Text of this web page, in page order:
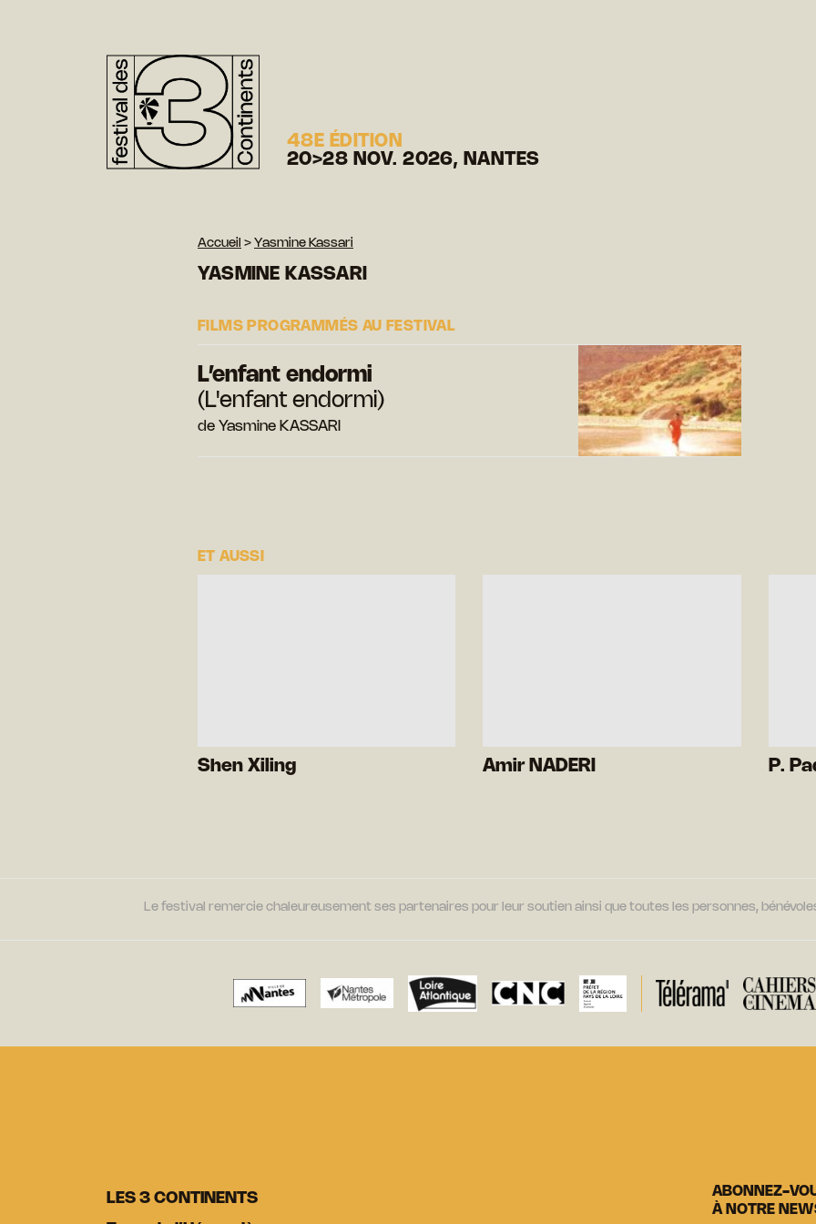
48E ÉDITION
20>28 NOV. 2026, NANTES
Accueil > Yasmine Kassari
YASMINE KASSARI
FILMS PROGRAMMÉS AU FESTIVAL
L’enfant endormi
(L'enfant endormi)
de Yasmine KASSARI
ET AUSSI
Shen Xiling Amir NADERI P.
Le festival remercie chaleureusement ses partenaires pour leur soutien ainsi que toutes les personnes,
LES 3 CONTINENTS
ABONNEZ-
À NOTRE